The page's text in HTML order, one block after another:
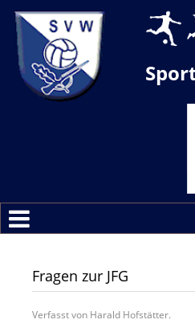
Fragen zur JFG
Verfasst von Harald Hofstätter.